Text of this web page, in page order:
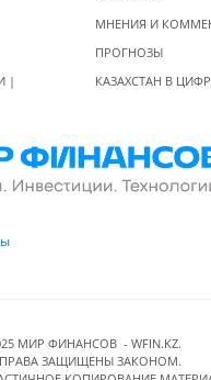
|
МНЕНИЯ И
ПРОГНОЗЫ
КАЗАХСТАН В
МИР ФИНАНСОВ - WFIN.KZ.
ПРАВА ЗАЩИЩЕНЫ ЗАКОНОМ.